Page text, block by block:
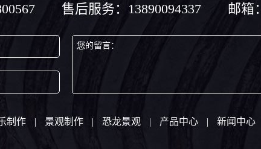
售后服务：13890094337 邮箱
您的留言：
制作 | 景观制作 | 恐龙景观 | 产品中心 | 新闻中心